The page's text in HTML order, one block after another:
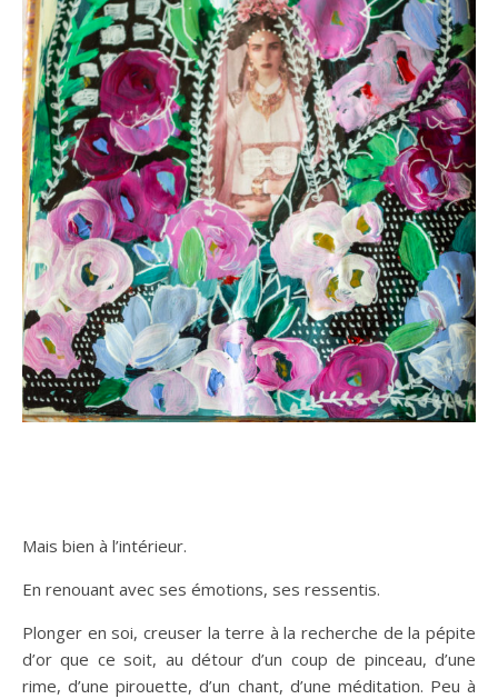
Mais bien à l’intérieur.
En renouant avec ses émotions, ses ressentis.
Plonger en soi, creuser la terre à la recherche de la pépite
d’or que ce soit, au détour d’un coup de pinceau, d’une
rime, d’une pirouette, d’un chant, d’une méditation. Peu à